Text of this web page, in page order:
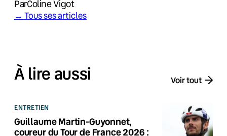
ParColine Vigot
→ Tous ses articles
À lire aussi Voir tout
ENTRETIEN
Guillaume Martin-Guyonnet,
coureur du Tour de France 2026 :